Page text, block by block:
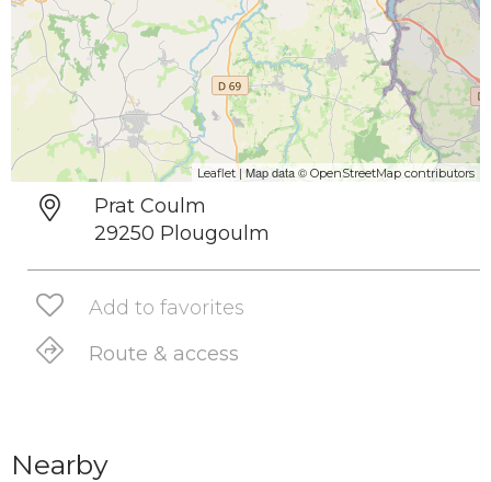
Leaflet| Map data © OpenStreetMap contributors
Prat Coulm
29250 Plougoulm
Add to favorites
Route & access
Nearby